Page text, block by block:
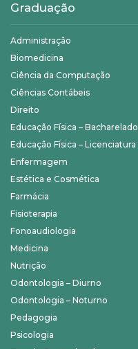
Graduação
Administração
Biomedicina
Ciência da Computação
Ciências Contábeis
Direito
Educação Física – Bacharelado
Educação Física – Licenciatura
Enfermagem
Estética e Cosmética
Farmácia
Fisioterapia
Fonoaudiologia
Medicina
Nutrição
Odontologia – Diurno
Odontologia – Noturno
Pedagogia
Psicologia